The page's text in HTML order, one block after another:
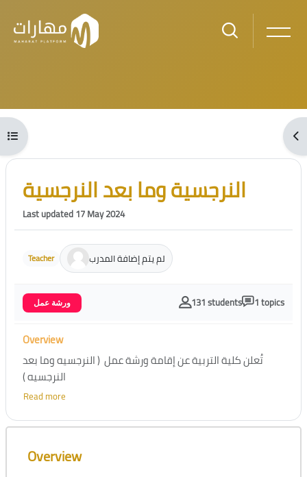
Skip to main content
Blocks
Open course index
Blocks
Skip [Cocoon] Course Intro
النرجسية وما بعد النرجسية
Last updated 17 May 2024
Teacher لم يتم إضافة المدرب
ورشة عمل 131 students 1 topics
Overview
تُعلن كلية التربية عن إقامة ورشة عمل ( النرجسيه وما بعد
قسم التربية الخاصة ، ونادى
🗓️يوم الأحدالموافق 3-3-2024 م
📍( عن بعد )
Read more
Skip [Cocoon] Course Overview
Overview